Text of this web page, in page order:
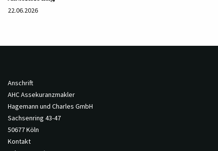
22.06.2026
Anschrift
AHC Assekuranzmakler
Hagemann und Charles GmbH
Sachsenring 43-47
50677 Köln
Kontakt